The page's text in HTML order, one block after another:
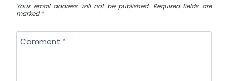
प्रदोष
जानें
शुभ
Your email address will not be published. Required fields are
marked*
Comment *